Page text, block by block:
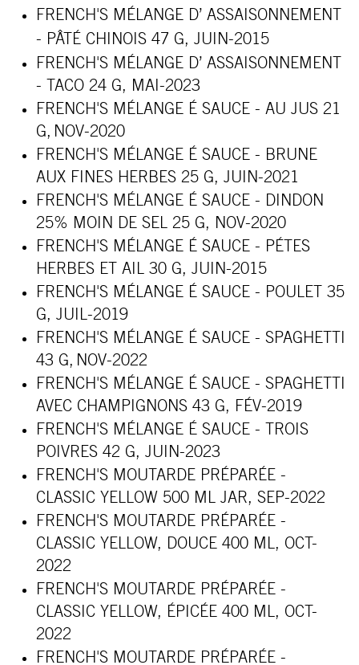
FRENCH'S MÉLANGE D’ ASSAISONNEMENT
- PÂTÉ CHINOIS 47 G, JUIN-2015
FRENCH'S MÉLANGE D’ ASSAISONNEMENT
- TACO 24 G, MAI-2023
FRENCH'S MÉLANGE É SAUCE - AU JUS 21
G, NOV-2020
FRENCH'S MÉLANGE É SAUCE - BRUNE
AUX FINES HERBES 25 G, JUIN-2021
FRENCH'S MÉLANGE É SAUCE - DINDON
25% MOIN DE SEL 25 G, NOV-2020
FRENCH'S MÉLANGE É SAUCE - PÉTES
HERBES ET AIL 30 G, JUIN-2015
FRENCH'S MÉLANGE É SAUCE - POULET 35
G, JUIL-2019
FRENCH'S MÉLANGE É SAUCE - SPAGHETTI
43 G, NOV-2022
FRENCH'S MÉLANGE É SAUCE - SPAGHETTI
AVEC CHAMPIGNONS 43 G, FÉV-2019
FRENCH'S MÉLANGE É SAUCE - TROIS
POIVRES 42 G, JUIN-2023
FRENCH'S MOUTARDE PRÉPARÉE -
CLASSIC YELLOW 500 ML JAR, SEP-2022
FRENCH'S MOUTARDE PRÉPARÉE -
CLASSIC YELLOW, DOUCE 400 ML, OCT-
2022
FRENCH'S MOUTARDE PRÉPARÉE -
CLASSIC YELLOW, ÉPICÉE 400 ML, OCT-
2022
FRENCH'S MOUTARDE PRÉPARÉE -